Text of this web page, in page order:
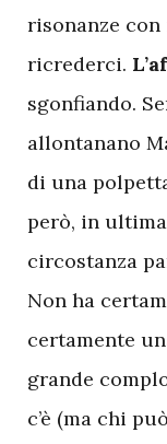
risonanze
ricrederci.
sgonfiando.
allontanano
di una
però, in
circostanza
Non ha
certamente
grande
c’è (ma chi